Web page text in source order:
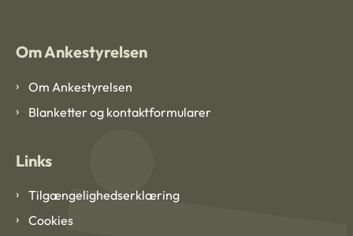
Om Ankestyrelsen
Om Ankestyrelsen
Blanketter og kontaktformularer
Links
Tilgængelighedserklæring
Cookies